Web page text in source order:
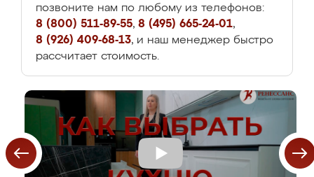
позвоните нам по любому из телефонов:
8 (800) 511-89-55, 8 (495) 665-24-01,
8 (926) 409-68-13, и наш менеджер быстро
рассчитает стоимость.